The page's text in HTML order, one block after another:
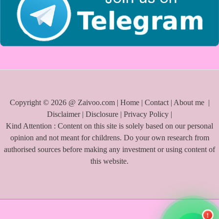
Copyright © 2026 @ Zaivoo.com | Home| Contact| About me |
Disclaimer| Disclosure | Privacy Policy |
Kind Attention : Content on this site is solely based on our personal
opinion and not meant for childrens. Do your own research from
authorised sources before making any investment or using content of
this website.
!